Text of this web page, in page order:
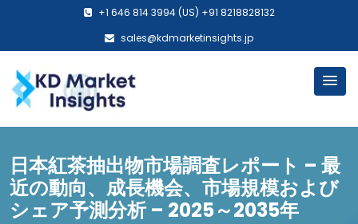
+1 646 814 3994 (US) +91 8218828132
sales@kdmarketinsights.jp
日本紅茶抽出物市場調査レポート – 最
近の動向、成長機会、市場規模および
シェア予測分析 – 2025～2035年